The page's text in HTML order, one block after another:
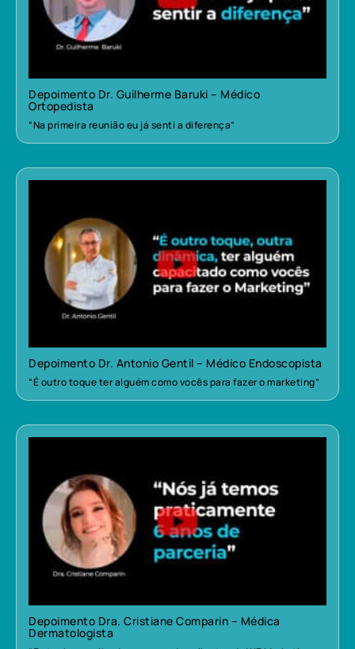
Depoimento Dr. Guilherme Baruki – Médico
Ortopedista
“Na primeira reunião eu já senti a diferença”
Depoimento Dr. Antonio Gentil – Médico Endoscopista
“É outro toque ter alguém como vocês para fazer o marketing”
Depoimento Dra. Cristiane Comparin – Médica
Dermatologista